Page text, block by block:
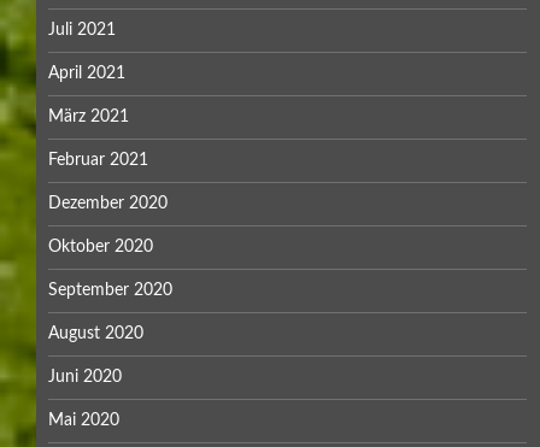
Juli 2021
April 2021
März 2021
Februar 2021
Dezember 2020
Oktober 2020
September 2020
August 2020
Juni 2020
Mai 2020